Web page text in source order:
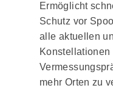
Ermöglicht
Schutz vor
alle aktuellen
Konstellationen
mehr Orten zu